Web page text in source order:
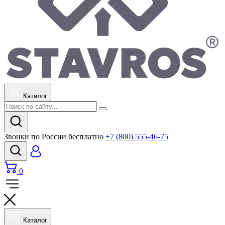
Каталог
Звонки по России бесплатно +7 (800) 555-46-75
0
Каталог